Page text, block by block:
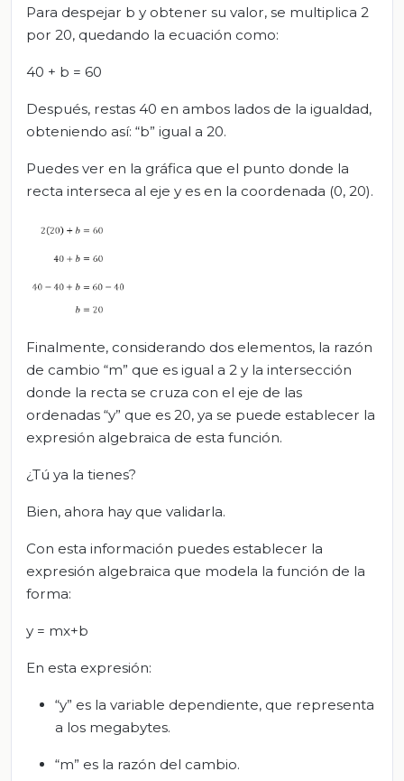
Para despejar b y obtener su valor, se multiplica 2
por 20, quedando la ecuación como:
40 + b = 60
Después, restas 40 en ambos lados de la igualdad,
obteniendo así: “b” igual a 20.
Puedes ver en la gráfica que el punto donde la
recta interseca al eje y es en la coordenada (0, 20).
Finalmente, considerando dos elementos, la razón
de cambio “m” que es igual a 2 y la intersección
donde la recta se cruza con el eje de las
ordenadas “y” que es 20, ya se puede establecer la
expresión algebraica de esta función.
¿Tú ya la tienes?
Bien, ahora hay que validarla.
Con esta información puedes establecer la
expresión algebraica que modela la función de la
forma:
y = mx+b
En esta expresión:
“y” es la variable dependiente, que representa
a los megabytes.
“m” es la razón del cambio.